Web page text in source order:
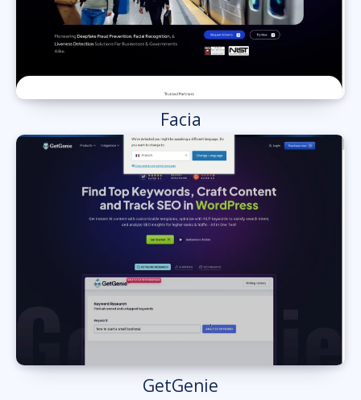
Facia
GetGenie